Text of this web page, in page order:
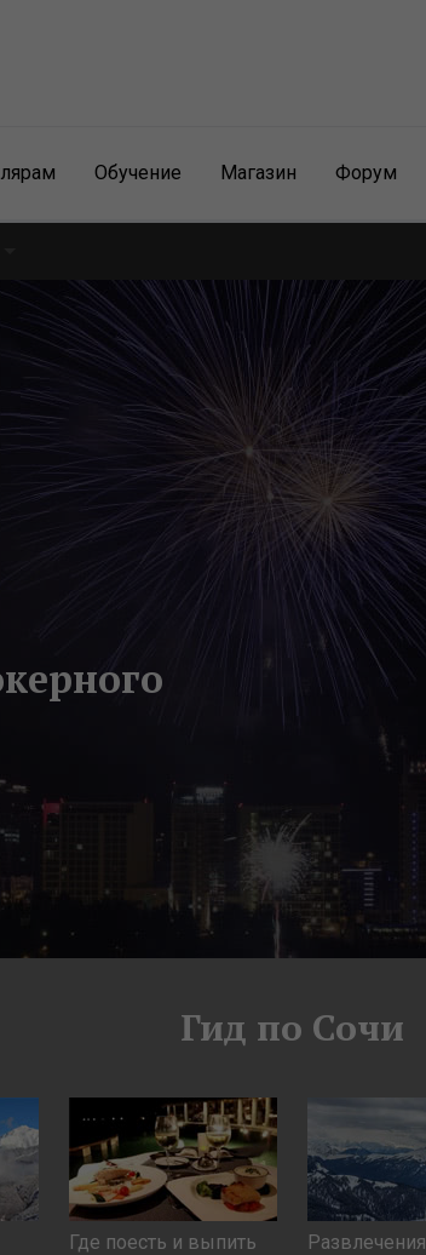
Обучение Магазин Форум
Гид по Сочи
Где поесть и выпить Развлечения